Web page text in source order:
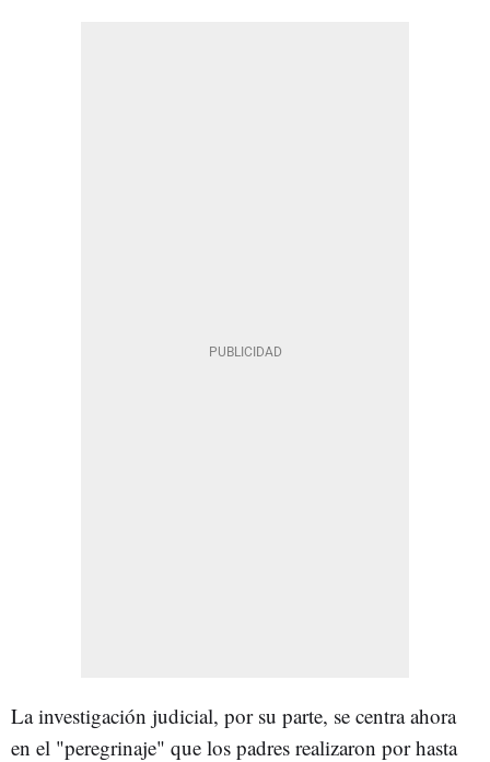
La investigación judicial, por su parte, se centra ahora
en el "peregrinaje" que los padres realizaron por hasta